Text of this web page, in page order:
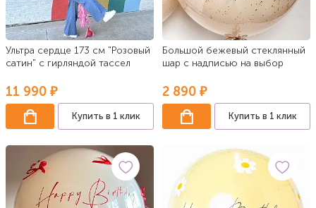
Ультра сердце 173 см "Розовый
сатин" с гирляндой тассел
11 990 ₽
Купить в 1 клик
Большой бежевый стеклянный
шар с надписью на выбор
2 890 ₽
Купить в 1 клик